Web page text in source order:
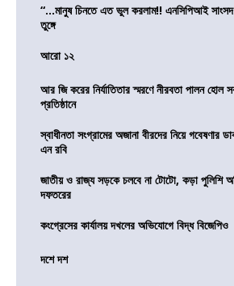
“…মানুষ চিনতে এত ভুল করলাম!! এনসিপিআই সাংসদ
তুঙ্গে
আরো ১২
আর জি করের নির্যাতিতার স্মরণে নীরবতা পালন হোল
প্রতিষ্ঠানে
স্বাধীনতা সংগ্রামের অজানা বীরদের নিয়ে গবেষণার
এন রবি
জাতীয় ও রাজ্য সড়কে চলবে না টোটো, কড়া পুলিশি
দফতরের
কংগ্রেসের কার্যালয় দখলের অভিযোগে বিদ্ধ বিজেপিও
দশে দশ